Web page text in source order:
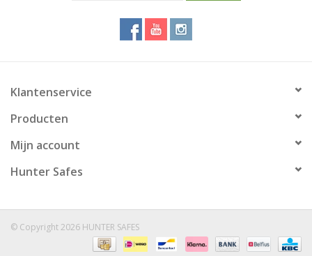
Klantenservice
Producten
Mijn account
Hunter Safes
© Copyright 2026 HUNTER SAFES